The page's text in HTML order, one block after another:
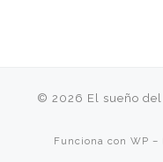
© 2026 El sueño
Funciona con WP –